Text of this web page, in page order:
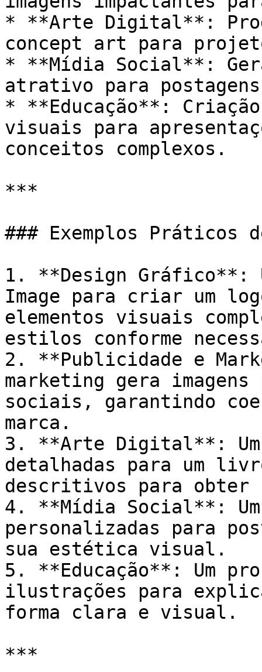
* **Arte Digital**:
concept art para
* **Mídia Social**:
atrativo para
* **Educação**:
visuais para
conceitos complexos.
***
### Exemplos Práticos
1. **Design Gráfico**:
Image para criar um
elementos visuais
estilos conforme
2. **Publicidade e
marketing gera
sociais, garantindo
marca.
3. **Arte Digital**:
detalhadas para um
descritivos para obter
4. **Mídia Social**:
personalizadas para
sua estética visual.
5. **Educação**: Um
ilustrações para
forma clara e visual.
***